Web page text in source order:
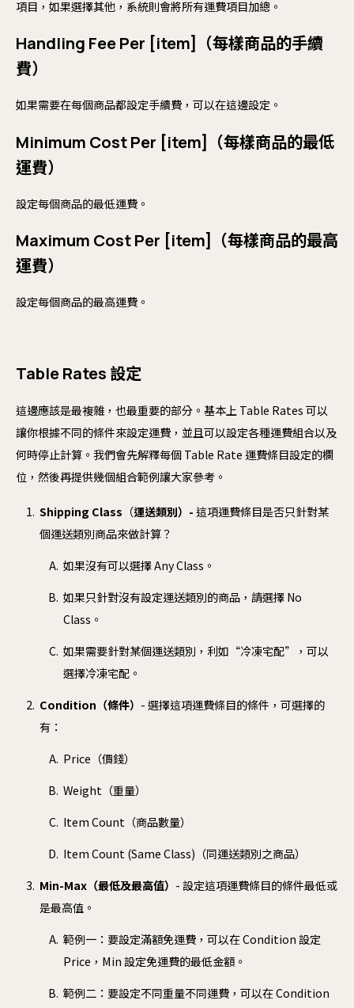
項目，如果選擇其他，系統則會將所有運費項目加總。
Handling Fee Per [item]（每樣商品的手續
費）
如果需要在每個商品都設定手續費，可以在這邊設定。
Minimum Cost Per [item]（每樣商品的最低
運費）
設定每個商品的最低運費。
Maximum Cost Per [item]（每樣商品的最高
運費）
設定每個商品的最高運費。
Table Rates 設定
這邊應該是最複雜，也最重要的部分。基本上 Table Rates 可以
讓你根據不同的條件來設定運費，並且可以設定各種運費組合以及
何時停止計算。我們會先解釋每個 Table Rate 運費條目設定的欄
位，然後再提供幾個組合範例讓大家參考。
Shipping Class （運送類別）- 這項運費條目是否只針對某
個運送類別商品來做計算？
如果沒有可以選擇 Any Class。
如果只針對沒有設定運送類別的商品，請選擇 No
Class。
如果需要針對某個運送類別，利如“冷凍宅配”，可以
選擇冷凍宅配。
Condition（條件） - 選擇這項運費條目的條件，可選擇的
有：
Price（價錢）
Weight（重量）
Item Count（商品數量）
Item Count (Same Class)（同運送類別之商品）
Min-Max（最低及最高值） - 設定這項運費條目的條件最低或
是最高值。
範例一：要設定滿額免運費，可以在 Condition 設定
Price，Min 設定免運費的最低金額。
範例二：要設定不同重量不同運費，可以在 Condition